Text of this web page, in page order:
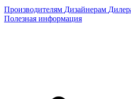
Производителям Дизайнерам
Полезная информация